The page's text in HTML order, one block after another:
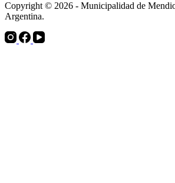
Copyright © 2026 - Municipalidad de
Argentina.